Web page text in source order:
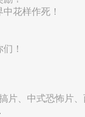
花样作死！
！
片、中式恐怖片